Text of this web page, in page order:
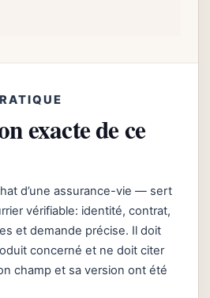
exacte de ce
d’une assurance-vie — sert
vérifiable: identité, contrat,
et demande précise. Il doit
concerné et ne doit citer
champ et sa version ont été